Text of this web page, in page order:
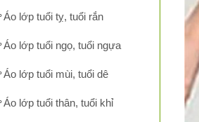
Áo lớp tuổi tỵ, tuổi rắn
Áo lớp tuổi ngọ, tuổi ngựa
Áo lớp tuổi mùi, tuổi dê
Áo lớp tuổi thân, tuổi khỉ